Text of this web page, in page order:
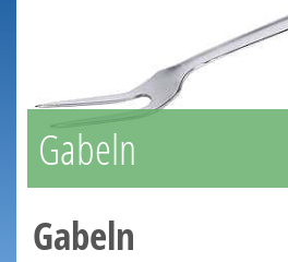
Gabeln
Gabeln